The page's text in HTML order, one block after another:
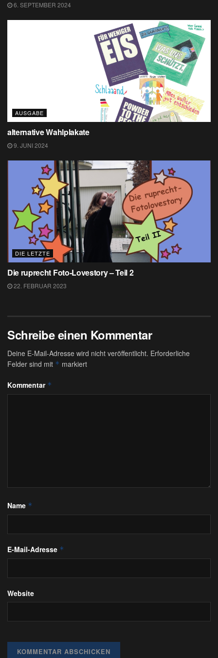
6. SEPTEMBER 2024
AUSGABE
alternative Wahlplakate
9. JUNI 2024
DIE LETZTE
Die ruprecht Foto-Lovestory – Teil 2
22. FEBRUAR 2023
Schreibe einen Kommentar
Deine E-Mail-Adresse wird nicht veröffentlicht. Erforderliche
Felder sind mit * markiert
Kommentar *
Name *
E-Mail-Adresse *
Website